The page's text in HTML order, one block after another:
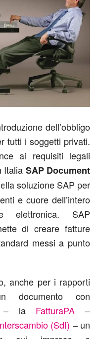
dell’obbligo
tutti i soggetti privati.
ai requisiti legali
Italia SAP Document
soluzione SAP per
e cuore dell’intero
elettronica. SAP
di creare fatture
messi a punto
anche per i rapporti
documento con
– la FatturaPA –
(SdI) – un